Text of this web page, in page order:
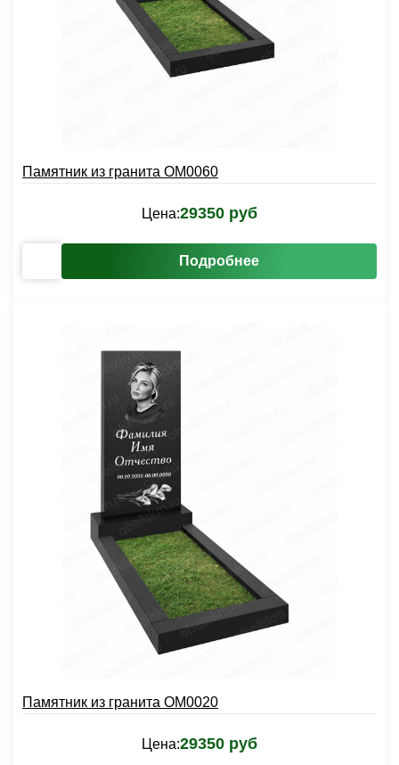
Памятник из гранита OM0060
Цена:29350 руб
Подробнее
Памятник из гранита OM0020
Цена:29350 руб